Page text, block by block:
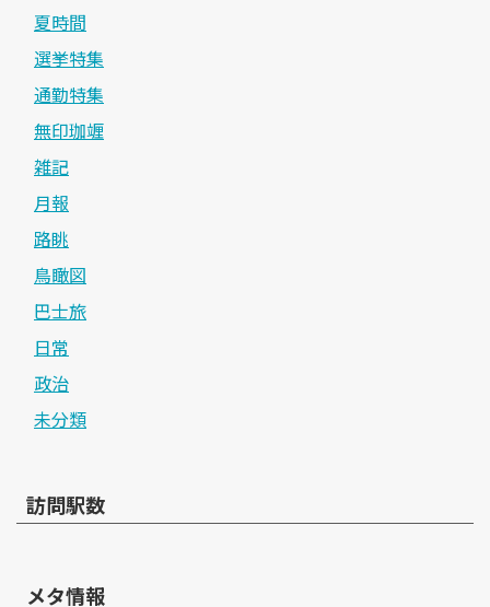
夏時間
選挙特集
通勤特集
無印珈竰
雑記
月報
路眺
鳥瞰図
巴士旅
日常
政治
未分類
訪問駅数
メタ情報